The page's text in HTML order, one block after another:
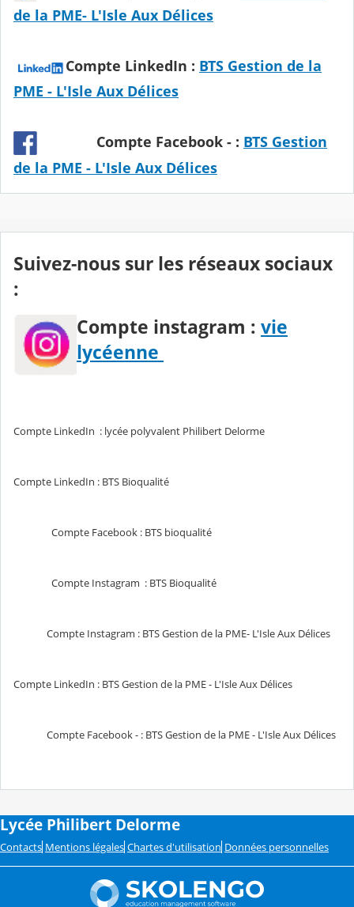
de la PME- L'Isle Aux Délices
Compte LinkedIn : BTS Gestion de la
PME - L'Isle Aux Délices
Compte Facebook - : BTS Gestion
de la PME - L'Isle Aux Délices
Suivez-nous sur les réseaux sociaux
:
Compte instagram : vie
lycéenne
Compte LinkedIn : lycée polyvalent Philibert Delorme
Compte LinkedIn : BTS Bioqualité
Compte Facebook : BTS bioqualité
Compte Instagram : BTS Bioqualité
Compte Instagram : BTS Gestion de la PME- L'Isle Aux Délices
Compte LinkedIn : BTS Gestion de la PME - L'Isle Aux Délices
Compte Facebook - : BTS Gestion de la PME - L'Isle Aux Délices
Lycée Philibert Delorme
Contacts Mentions légales Chartes d'utilisation Données personnelles